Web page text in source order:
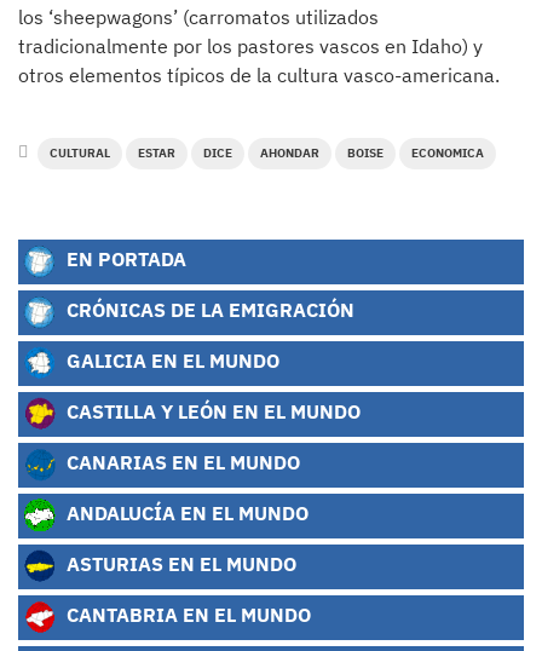
los ‘sheepwagons’ (carromatos utilizados
tradicionalmente por los pastores vascos en Idaho) y
otros elementos típicos de la cultura vasco-americana.
CULTURAL ESTAR DICE AHONDAR BOISE ECONOMICA
EN PORTADA
CRÓNICAS DE LA EMIGRACIÓN
GALICIA EN EL MUNDO
CASTILLA Y LEÓN EN EL MUNDO
CANARIAS EN EL MUNDO
ANDALUCÍA EN EL MUNDO
ASTURIAS EN EL MUNDO
CANTABRIA EN EL MUNDO